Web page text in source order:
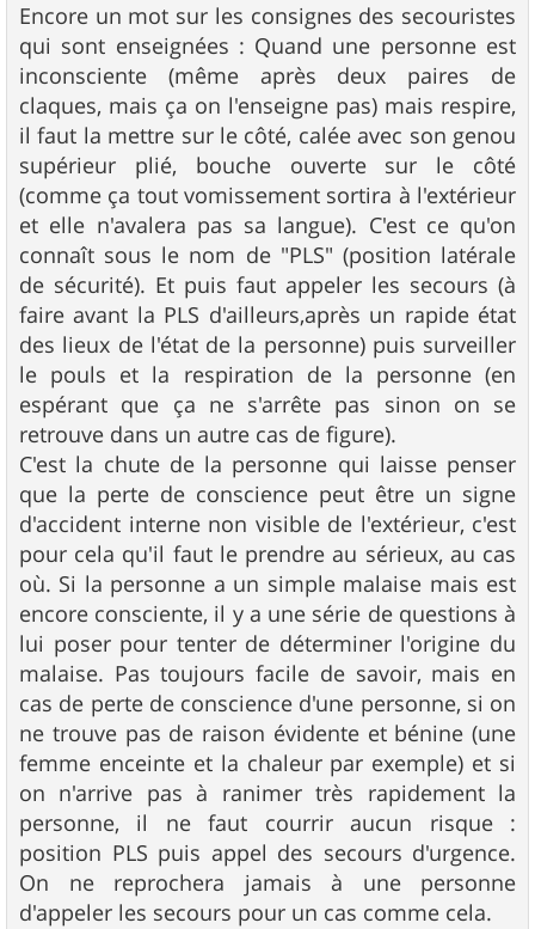
Encore un mot sur les consignes des secouristes
qui sont enseignées : Quand une personne est
inconsciente (même après deux paires de
claques, mais ça on l'enseigne pas) mais respire,
il faut la mettre sur le côté, calée avec son genou
supérieur plié, bouche ouverte sur le côté
(comme ça tout vomissement sortira à l'extérieur
et elle n'avalera pas sa langue). C'est ce qu'on
connaît sous le nom de "PLS" (position latérale
de sécurité). Et puis faut appeler les secours (à
faire avant la PLS d'ailleurs,après un rapide état
des lieux de l'état de la personne) puis surveiller
le pouls et la respiration de la personne (en
espérant que ça ne s'arrête pas sinon on se
retrouve dans un autre cas de figure).
C'est la chute de la personne qui laisse penser
que la perte de conscience peut être un signe
d'accident interne non visible de l'extérieur, c'est
pour cela qu'il faut le prendre au sérieux, au cas
où. Si la personne a un simple malaise mais est
encore consciente, il y a une série de questions à
lui poser pour tenter de déterminer l'origine du
malaise. Pas toujours facile de savoir, mais en
cas de perte de conscience d'une personne, si on
ne trouve pas de raison évidente et bénine (une
femme enceinte et la chaleur par exemple) et si
on n'arrive pas à ranimer très rapidement la
personne, il ne faut courrir aucun risque :
position PLS puis appel des secours d'urgence.
On ne reprochera jamais à une personne
d'appeler les secours pour un cas comme cela.